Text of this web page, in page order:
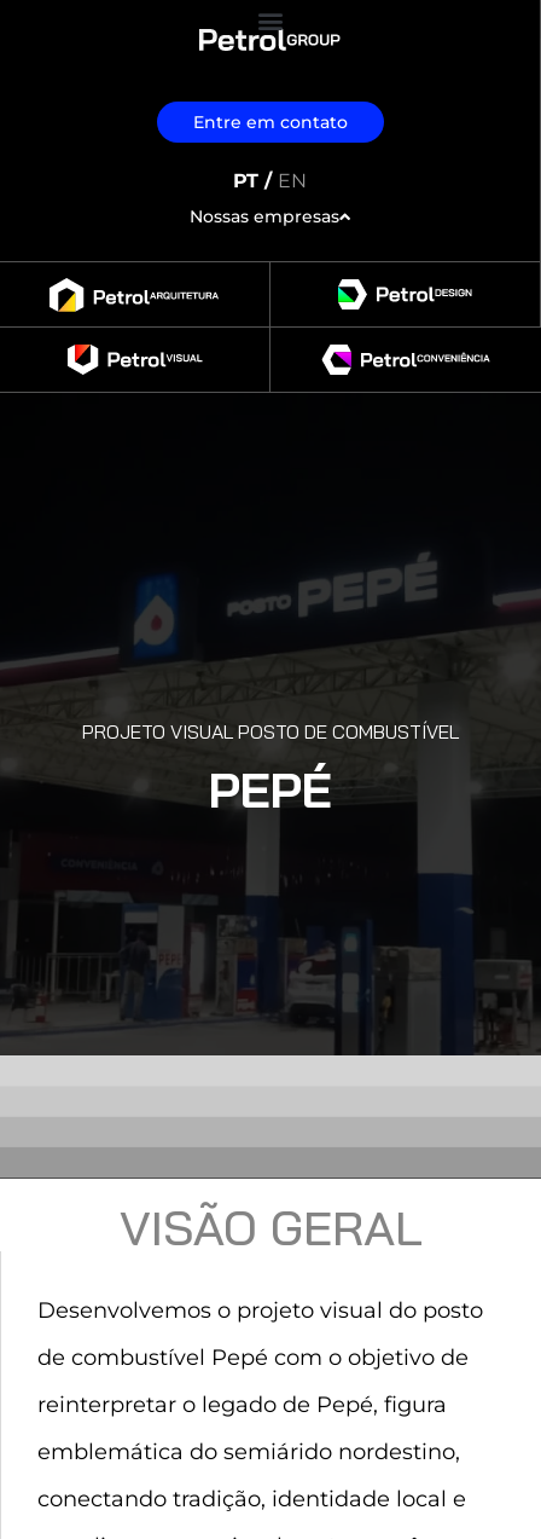
Entre em contato
PT / EN
Nossas empresas
PROJETO VISUAL POSTO DE COMBUSTÍVEL
PEPÉ
VISÃO GERAL
Desenvolvemos o projeto visual do posto
de combustível Pepé com o objetivo de
reinterpretar o legado de Pepé, figura
emblemática do semiárido nordestino,
conectando tradição, identidade local e